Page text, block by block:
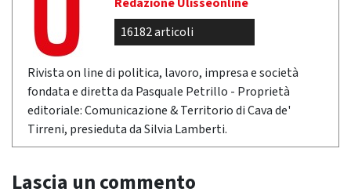
16182 articoli
Rivista on line di politica, lavoro, impresa e società
fondata e diretta da Pasquale Petrillo - Proprietà
editoriale: Comunicazione & Territorio di Cava de'
Tirreni, presieduta da Silvia Lamberti.
Lascia un commento